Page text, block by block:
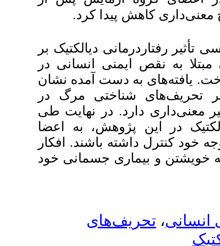
کرد.
دیالکتیک بر
انسانی در
آمده نشان
مرگ در
در نهایت طی
به اعضا
باشند. افکار
جسمانی خود